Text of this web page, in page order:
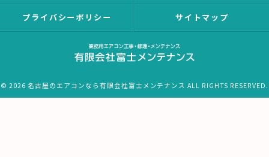
プライバシーポリシー サイトマップ
© 2026 名古屋のエアコンなら有限会社富士メンテナンス ALL RIGHTS RESERVED.